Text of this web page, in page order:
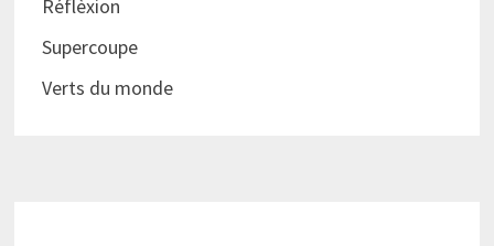
Réflèxion
Supercoupe
Verts du monde